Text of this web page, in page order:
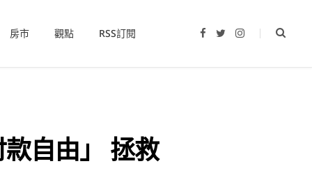
房市 觀點 RSS訂閱
I
自由」 拯救